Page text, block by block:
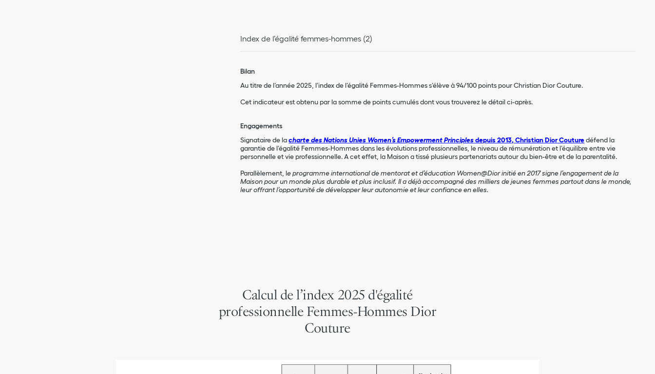
Index de l’égalité femmes-hommes (2)
Bilan
Au titre de l’année 2025, l’index de l’égalité Femmes-Hommes s’élève à 94/100 points pour Christian Dior Couture.
Cet indicateur est obtenu par la somme de points cumulés dont vous trouverez le détail ci-après.
Engagements
Signataire de lacharte des Nations Unies Women’s Empowerment Principlesdepuis 2013, Christian Dior Couture défend la
garantie de l’égalité Femmes-Hommes dans les évolutions professionnelles, le niveau de rémunération et l’équilibre entre vie
personnelle et vie professionnelle. A cet effet, la Maison a tissé plusieurs partenariats autour du bien-être et de la parentalité.
Parallèlement, le programme international de mentorat et d’éducation Women@Dior initié en 2017 signe l’engagement de la
Maison pour un monde plus durable et plus inclusif. Il a déjà accompagné des milliers de jeunes femmes partout dans le monde,
leur offrant l’opportunité de développer leur autonomie et leur confiance en elles.
Calcul de l’index 2025 d'égalité
professionnelle Femmes-Hommes Dior
Couture